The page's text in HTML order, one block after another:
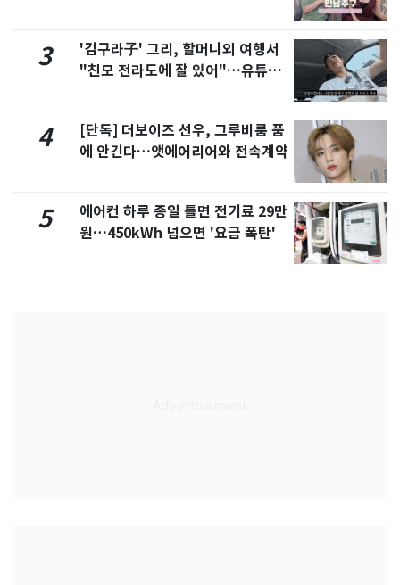
3
'김구라子' 그리, 할머니외 여행서
"친모 전라도에 잘 있어"…유튜브
4
[단독] 더보이즈 선우, 그루비룸 품
에 안긴다…앳에어리어와 전속계약
5
에어컨 하루 종일 틀면 전기료 29만
원…450kWh 넘으면 '요금 폭탄'